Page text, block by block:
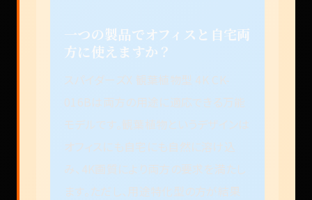
一つの製品でオフィスと自宅両
方に使えますか？
スパイダーズX 観葉植物型 4K CK-
016Bは両方の用途に適応できる万能
モデルです。観葉植物というデザインは
オフィスにも自宅にも自然に溶け込
み、4K画質により両方の要求を満たし
ます。ただし、用途特化型の方が結果